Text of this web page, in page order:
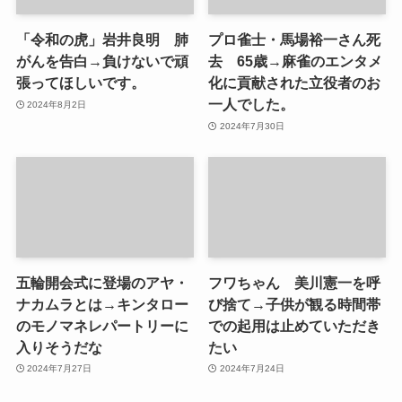
「令和の虎」岩井良明 肺
がんを告白→負けないで頑
張ってほしいです。
2024年8月2日
プロ雀士・馬場裕一さん死
去 65歳→麻雀のエンタメ
化に貢献された立役者のお
一人でした。
2024年7月30日
五輪開会式に登場のアヤ・
ナカムラとは→キンタロー
のモノマネレパートリーに
入りそうだな
2024年7月27日
フワちゃん 美川憲一を呼
び捨て→子供が観る時間帯
での起用は止めていただき
たい
2024年7月24日